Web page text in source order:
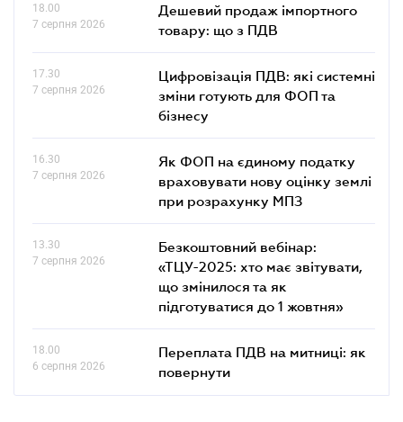
18.00
7 серпня 2026
Дешевий продаж імпортного
товару: що з ПДВ
17.30
7 серпня 2026
Цифровізація ПДВ: які системні
зміни готують для ФОП та
бізнесу
16.30
7 серпня 2026
Як ФОП на єдиному податку
враховувати нову оцінку землі
при розрахунку МПЗ
13.30
7 серпня 2026
Безкоштовний вебінар:
«ТЦУ-2025: хто має звітувати,
що змінилося та як
підготуватися до 1 жовтня»
18.00
6 серпня 2026
Переплата ПДВ на митниці: як
повернути